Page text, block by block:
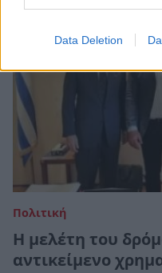
Data Deletion
Πολιτική
Η μελέτη του
αντικείμενο